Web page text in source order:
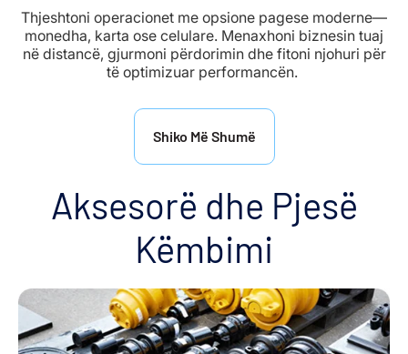
Thjeshtoni operacionet me opsione pagese moderne—
monedha, karta ose celulare. Menaxhoni biznesin tuaj
në distancë, gjurmoni përdorimin dhe fitoni njohuri për
të optimizuar performancën.
Shiko Më Shumë
Aksesorë dhe Pjesë
Këmbimi